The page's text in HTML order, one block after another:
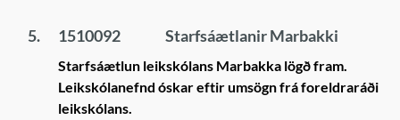
5. 1510092 Starfsáætlanir Marbakki
Starfsáætlun leikskólans Marbakka lögð fram.
Leikskólanefnd óskar eftir umsögn frá foreldraráði
leikskólans.